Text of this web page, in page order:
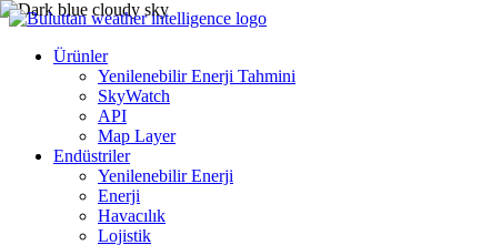
Ürünler
Yenilenebilir Enerji Tahmini
SkyWatch
API
Map Layer
Endüstriler
Yenilenebilir Enerji
Enerji
Havacılık
Lojistik